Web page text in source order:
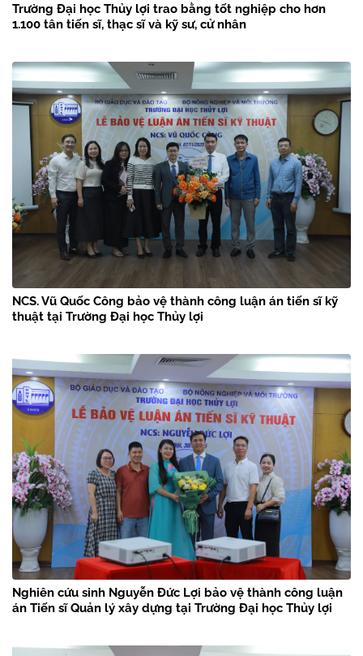
Trường Đại học Thủy lợi trao bằng tốt nghiệp cho hơn
1.100 tân tiến sĩ, thạc sĩ và kỹ sư, cử nhân
NCS. Vũ Quốc Công bảo vệ thành công luận án tiến sĩ kỹ
thuật tại Trường Đại học Thủy lợi
Nghiên cứu sinh Nguyễn Đức Lợi bảo vệ thành công luận
án Tiến sĩ Quản lý xây dựng tại Trường Đại học Thủy lợi